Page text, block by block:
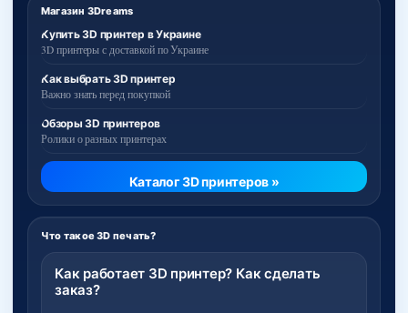
Магазин 3Dreams
Купить 3D принтер в Украине
3D принтеры с доставкой по Украине
Как выбрать 3D принтер
Важно знать перед покупкой
Обзоры 3D принтеров
Ролики о разных принтерах
Каталог 3D принтеров »
Что такое 3D печать?
Как работает 3D принтер? Как сделать
заказ?